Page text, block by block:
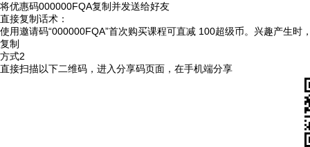
将优惠码000000FQA复制并发送给好友
直接复制话术：
使用邀请码“000000FQA”首次购买课程可直减 100超级币。兴趣产生时
复制
方式2
直接扫描以下二维码，进入分享码页面，在手机端分享